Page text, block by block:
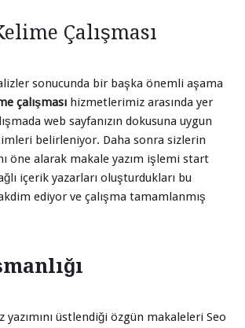
Çalışması
sonucunda bir başka önemli aşama
çalışması hizmetlerimiz arasında yer
web sayfanızın dokusuna uygun
belirleniyor. Daha sonra sizlerin
öne alarak makale yazım işlemi start
içerik yazarları oluşturdukları bu
ediyor ve çalışma tamamlanmış
yazımını üstlendiği özgün makaleleri Seo